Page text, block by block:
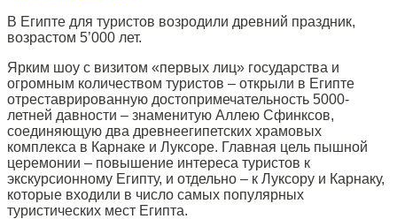
В Египте для туристов возродили древний праздник,
возрастом 5’000 лет.
Ярким шоу с визитом «первых лиц» государства и
огромным количеством туристов – открыли в Египте
отреставрированную достопримечательность 5000-
летней давности – знаменитую Аллею Сфинксов,
соединяющую два древнеегипетских храмовых
комплекса в Карнаке и Луксоре. Главная цель пышной
церемонии – повышение интереса туристов к
экскурсионному Египту, и отдельно – к Луксору и Карнаку,
которые входили в число самых популярных
туристических мест Египта.